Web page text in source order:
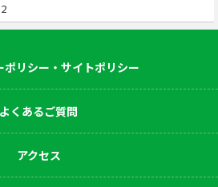
ポリシー・サイトポリシー
よくあるご質問
アクセス